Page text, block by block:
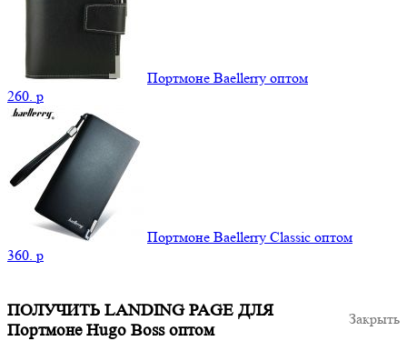
Портмоне Baellerry оптом
260. p
Портмоне Baellerry Classic оптом
360. p
Закрыть
ПОЛУЧИТЬ LANDING PAGE ДЛЯ
Портмоне Hugo Boss оптом